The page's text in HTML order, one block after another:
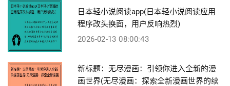
日本轻小说阅读app(日本轻小说阅读应用
程序改头换面，用户反响热烈)
2026-02-13 08:00:43
新标题：无尽漫画：引领你进入全新的漫
画世界(无尽漫画：探索全新漫画世界的续